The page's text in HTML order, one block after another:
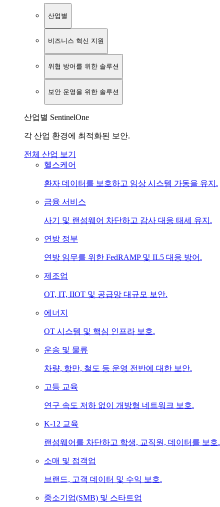
산업별
비즈니스 혁신 지원
위협 방어를 위한 솔루션
보안 운영을 위한 솔루션
산업별 SentinelOne
각 산업 환경에 최적화된 보안.
전체 산업 보기
헬스케어
환자 데이터를 보호하고 임상 시스템 가동을 유지.
금융 서비스
사기 및 랜섬웨어 차단하고 감사 대응 태세 유지.
연방 정부
연방 임무를 위한 FedRAMP 및 IL5 대응 방어.
제조업
OT, IT, IIOT 및 공급망 대규모 보안.
에너지
OT 시스템 및 핵심 인프라 보호.
운송 및 물류
차량, 항만, 철도 등 운영 전반에 대한 보안.
고등 교육
연구 속도 저하 없이 개방형 네트워크 보호.
K-12 교육
랜섬웨어를 차단하고 학생, 교직원, 데이터를 보호.
소매 및 접객업
브랜드, 고객 데이터 및 수익 보호.
중소기업(SMB) 및 스타트업